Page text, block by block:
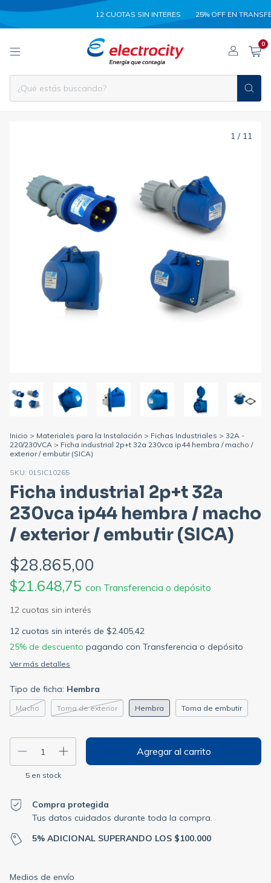
12 CUOTAS SIN INTERES 25% OFF EN
0
1 / 11
Inicio > Materiales para la Instalación > Fichas Industriales > 32A -
220/230VCA > Ficha industrial 2p+t 32a 230vca ip44 hembra / macho /
exterior / embutir (SICA)
SKU: 01SIC10265
Ficha industrial 2p+t 32a
230vca ip44 hembra / macho
/ exterior / embutir (SICA)
$28.865,00
$21.648,75 con Transferencia o depósito
12 cuotas sin interés de $2.405,42
25% de descuento pagando con Transferencia o depósito
Ver más detalles
Tipo de ficha: Hembra
Macho Toma de exterior Hembra Toma de embutir
5en stock
Compra protegida
Tus datos cuidados durante toda la compra.
5% ADICIONAL SUPERANDO LOS $100.000
Entregas para el CP:
Medios de envío